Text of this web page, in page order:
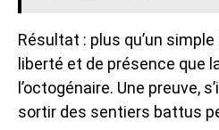
Résultat : plus qu’un
liberté et de présence que
l’octogénaire. Une preuve,
sortir des sentiers battus